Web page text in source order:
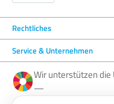
Rechtliches
Service & Unternehmen
Wir unterstützen
—